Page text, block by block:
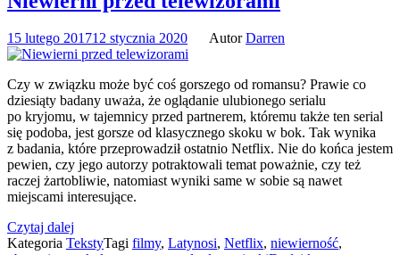
15 lutego 201712 stycznia 2020 AutorDarren
Czy w związku może być coś gorszego od romansu? Prawie co
dziesiąty badany uważa, że oglądanie ulubionego serialu
po kryjomu, w tajemnicy przed partnerem, któremu także ten serial
się podoba, jest gorsze od klasycznego skoku w bok. Tak wynika
z badania, które przeprowadził ostatnio Netflix. Nie do końca jestem
pewien, czy jego autorzy potraktowali temat poważnie, czy też
raczej żartobliwie, natomiast wyniki same w sobie są nawet
miejscami interesujące.
Czytaj dalej
Kategoria TekstyTagi filmy, Latynosi, Netflix, niewierność,